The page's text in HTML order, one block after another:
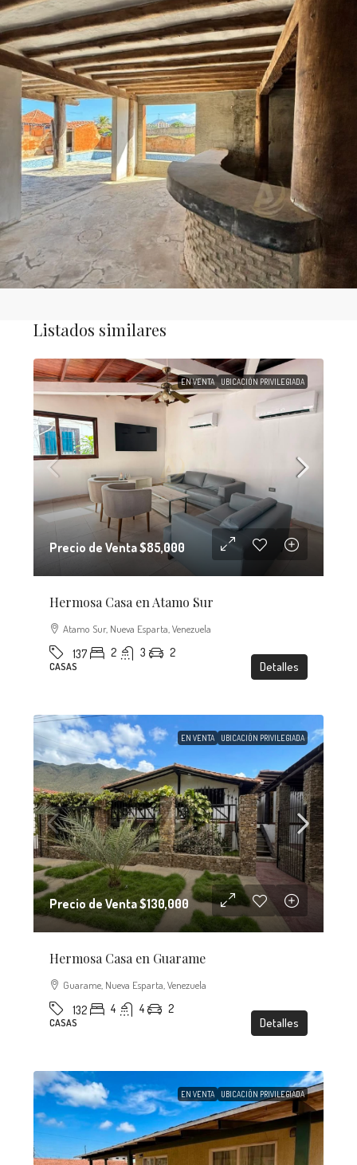
Listados similares
EN VENTA UBICACIÓN PRIVILEGIADA
Precio de Venta$85,000
Hermosa Casa en Atamo Sur
Atamo Sur, Nueva Esparta, Venezuela
137 2 3 2
CASAS Detalles
EN VENTA UBICACIÓN PRIVILEGIADA
Precio de Venta$130,000
Hermosa Casa en Guarame
Guarame, Nueva Esparta, Venezuela
132 4 4 2
CASAS Detalles
EN VENTA UBICACIÓN PRIVILEGIADA